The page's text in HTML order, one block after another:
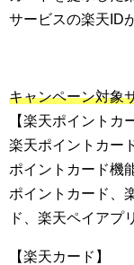
サービスの楽天ID
キャンペーン対象
【楽天ポイントカ
楽天ポイントカー
ポイントカード機
ポイントカード、
ド、楽天ペイアプ
【楽天カード】